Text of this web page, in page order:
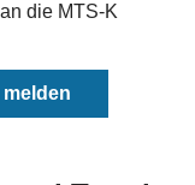
die MTS-K